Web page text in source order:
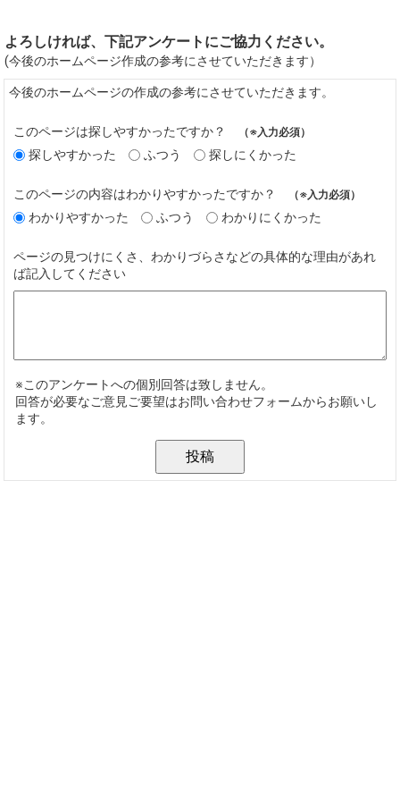
よろしければ、下記アンケートにご協力ください。
(今後のホームページ作成の参考にさせていただきます）
今後のホームページの作成の参考にさせていただきます。
このページは探しやすかったですか？ （※入力必須）
探しやすかった ふつう 探しにくかった
このページの内容はわかりやすかったですか？ （※入力必須）
わかりやすかった ふつう わかりにくかった
ページの見つけにくさ、わかりづらさなどの具体的な理由があれ
ば記入してください
※このアンケートへの個別回答は致しません。
回答が必要なご意見ご要望はお問い合わせフォームからお願いし
ます。